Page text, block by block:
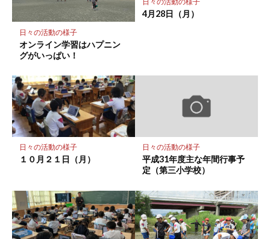
存
日々の活動の様子
オンライン学習はハプニン
グがいっぱい！
4月28日（月）
日々の活動の様子
１０月２１日（月）
日々の活動の様子
平成31年度主な年間行事予
定（第三小学校）